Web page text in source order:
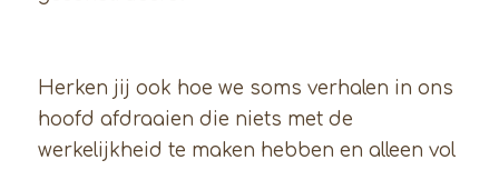
Herken jij ook hoe we soms verhalen in ons
hoofd afdraaien die niets met de
werkelijkheid te maken hebben en alleen vol